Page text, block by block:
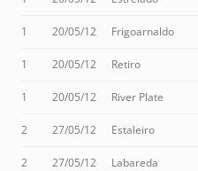
1 20/05/12 Frigoarnaldo
1 20/05/12 Retiro
1 20/05/12 River Plate
2 27/05/12 Estaleiro
2 27/05/12 Labareda